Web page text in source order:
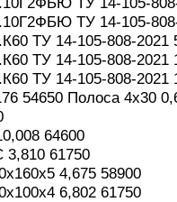
ТУ 14-105-
ТУ 14-105-808-2021
ТУ 14-105-808-2021
ТУ 14-105-808-2021
54650 Полоса 4х30
64600
3,810 61750
4,675 58900
6,802 61750